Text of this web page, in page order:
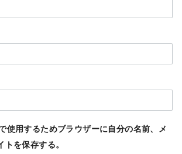
使用するためブラウザーに自分の名前、メ
を保存する。